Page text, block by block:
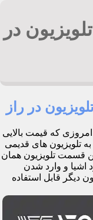
در
در راز
که قیمت بالایی
تلویزیون های قدیمی
قسمت تلویزیون همان
اشیا و وارد شدن
دیگر قابل استفاده